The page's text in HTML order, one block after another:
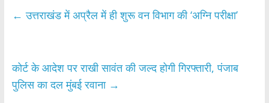
b
k
er s
p
e
← उत्तराखंड में अप्रैल में ही शुरू वन विभाग की ‘अग्नि परीक्षा’
कोर्ट के आदेश पर राखी सावंत की जल्द होगी गिरफ्तारी, पंजाब
पुलिस का दल मुंबई रवाना →